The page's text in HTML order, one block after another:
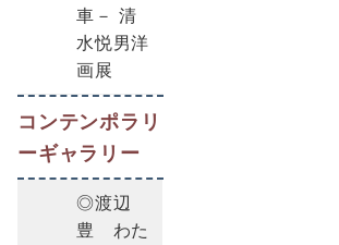
車－ 清
水悦男洋
画展
コンテンポラリ
ーギャラリー
◎渡辺
豊 わた